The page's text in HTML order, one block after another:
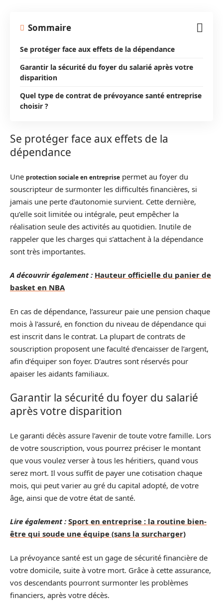
Sommaire
Se protéger face aux effets de la dépendance
Garantir la sécurité du foyer du salarié après votre
disparition
Quel type de contrat de prévoyance santé entreprise
choisir ?
Se protéger face aux effets de la
dépendance
Une protection sociale en entreprise permet au foyer du
souscripteur de surmonter les difficultés financières, si
jamais une perte d’autonomie survient. Cette dernière,
qu’elle soit limitée ou intégrale, peut empêcher la
réalisation seule des activités au quotidien. Inutile de
rappeler que les charges qui s’attachent à la dépendance
sont très importantes.
A découvrir également : Hauteur officielle du panier de
basket en NBA
En cas de dépendance, l’assureur paie une pension chaque
mois à l’assuré, en fonction du niveau de dépendance qui
est inscrit dans le contrat. La plupart de contrats de
souscription proposent une faculté d’encaisser de l’argent,
afin d’équiper son foyer. D’autres sont réservés pour
apaiser les aidants familiaux.
Garantir la sécurité du foyer du salarié
après votre disparition
Le garanti décès assure l’avenir de toute votre famille. Lors
de votre souscription, vous pourrez préciser le montant
que vous voulez verser à tous les héritiers, quand vous
serez mort. Il vous suffit de payer une cotisation chaque
mois, qui peut varier au gré du capital adopté, de votre
âge, ainsi que de votre état de santé.
Lire également : Sport en entreprise : la routine bien-
être qui soude une équipe (sans la surcharger)
La prévoyance santé est un gage de sécurité financière de
votre domicile, suite à votre mort. Grâce à cette assurance,
vos descendants pourront surmonter les problèmes
financiers, après votre décès.